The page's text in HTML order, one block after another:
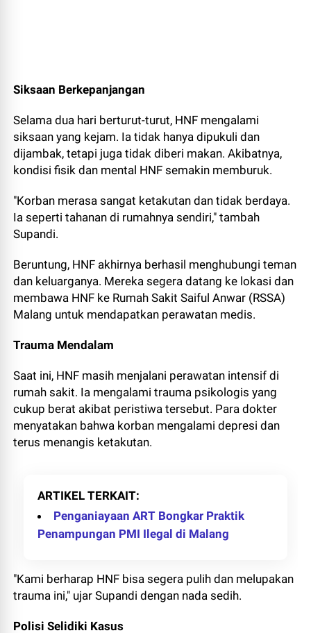
Siksaan Berkepanjangan
Selama dua hari berturut-turut, HNF mengalami
siksaan yang kejam. Ia tidak hanya dipukuli dan
dijambak, tetapi juga tidak diberi makan. Akibatnya,
kondisi fisik dan mental HNF semakin memburuk.
"Korban merasa sangat ketakutan dan tidak berdaya.
Ia seperti tahanan di rumahnya sendiri," tambah
Supandi.
Beruntung, HNF akhirnya berhasil menghubungi teman
dan keluarganya. Mereka segera datang ke lokasi dan
membawa HNF ke Rumah Sakit Saiful Anwar (RSSA)
Malang untuk mendapatkan perawatan medis.
Trauma Mendalam
Saat ini, HNF masih menjalani perawatan intensif di
rumah sakit. Ia mengalami trauma psikologis yang
cukup berat akibat peristiwa tersebut. Para dokter
menyatakan bahwa korban mengalami depresi dan
terus menangis ketakutan.
ARTIKEL TERKAIT
Penganiayaan ART Bongkar Praktik
Penampungan PMI Ilegal di Malang
"Kami berharap HNF bisa segera pulih dan melupakan
trauma ini," ujar Supandi dengan nada sedih.
Polisi Selidiki Kasus